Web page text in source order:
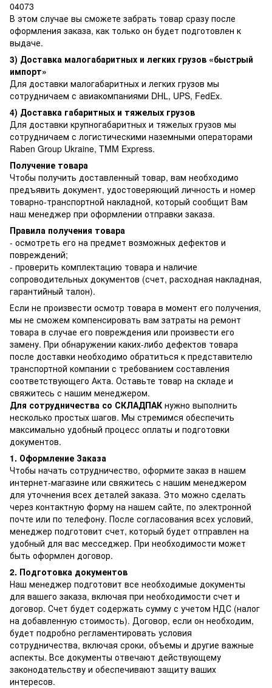
04073
В этом случае вы сможете забрать товар сразу после
оформления заказа, как только он будет подготовлен к
выдаче.
3) Доставка малогабаритных и легких грузов «быстрый
импорт»
Для доставки малогабаритных и легких грузов мы
сотрудничаем с авиакомпаниями DHL, UPS, FedEx.
4) Доставка габаритных и тяжелых грузов
Для доставки крупногабаритных и тяжелых грузов мы
сотрудничаем с логистическими наземными операторами
Raben Group Ukraine, TMM Express.
Получение товара
Чтобы получить доставленный товар, вам необходимо
предъявить документ, удостоверяющий личность и номер
товарно-транспортной накладной, который сообщит Вам
наш менеджер при оформлении отправки заказа.
Правила получения товара
- осмотреть его на предмет возможных дефектов и
повреждений;
- проверить комплектацию товара и наличие
сопроводительных документов (счет, расходная накладная,
гарантийный талон).
Если не произвести осмотр товара в момент его получения,
мы не сможем компенсировать вам затраты на ремонт
товара в случае его повреждения или произвести его
замену. При обнаружении каких-либо дефектов товара
после доставки необходимо обратиться к представителю
транспортной компании с требованием составления
соответствующего Акта. Оставьте товар на складе и
свяжитесь с нашим менеджером.
Для сотрудничества со СКЛАДПАК нужно выполнить
несколько простых шагов. Мы стремимся обеспечить
максимально удобный процесс оплаты и подготовки
документов.
1. Оформление Заказа
Чтобы начать сотрудничество, оформите заказ в нашем
интернет-магазине или свяжитесь с нашим менеджером
для уточнения всех деталей заказа. Это можно сделать
через контактную форму на нашем сайте, по электронной
почте или по телефону. После согласования всех условий,
менеджер подготовит счет, который будет отправлен на
удобный для вас месседжер. При необходимости может
быть оформлен договор.
2. Подготовка документов
Наш менеджер подготовит все необходимые документы
для вашего заказа, включая при необходимости счет и
договор. Счет будет содержать сумму с учетом НДС (налог
на добавленную стоимость). Договор, если он необходим,
будет подробно регламентировать условия
сотрудничества, включая сроки, объемы и другие важные
аспекты. Все документы отвечают действующему
законодательству и обеспечивают защиту ваших
интересов.